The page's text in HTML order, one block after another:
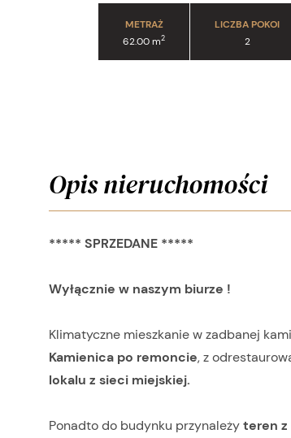
METRAŻ
62.00 m2
LICZBA POKOI
2
Opis nieruchomości
***** SPRZEDANE *****
Wyłącznie w naszym biurze !
Klimatyczne mieszkanie w zadbanej
Kamienica po remoncie, z
lokalu z sieci miejskiej.
Ponadto do budynku przynależyteren z